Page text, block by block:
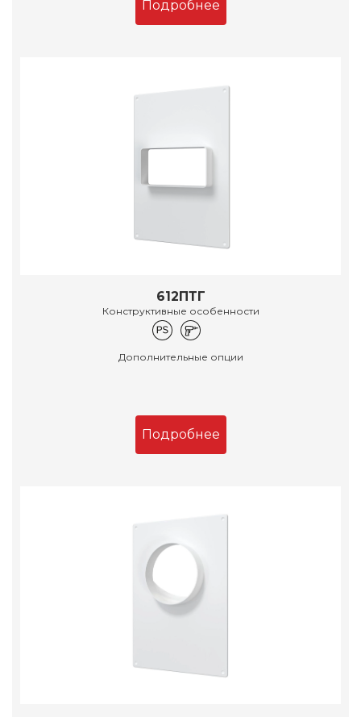
Подробнее
612ПТГ
Конструктивные особенности
Дополнительные опции
Подробнее